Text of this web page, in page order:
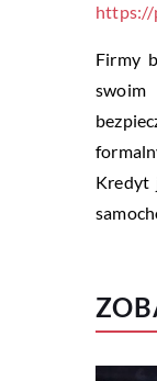
https://
Firmy
swoim
Kredyt